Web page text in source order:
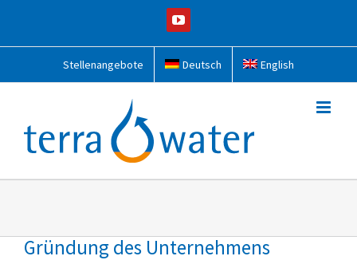
YouTube
Stellenangebote Deutsch English
Gründung des Unternehmens